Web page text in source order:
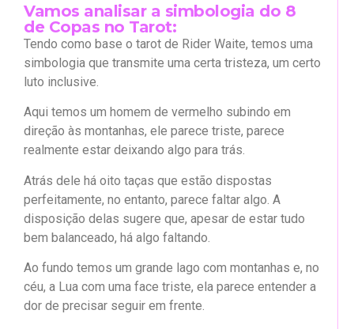
Vamos analisar a simbologia do 8
de Copas no Tarot:
Tendo como base o tarot de Rider Waite, temos uma
simbologia que transmite uma certa tristeza, um certo
luto inclusive.
Aqui temos um homem de vermelho subindo em
direção às montanhas, ele parece triste, parece
realmente estar deixando algo para trás.
Atrás dele há oito taças que estão dispostas
perfeitamente, no entanto, parece faltar algo. A
disposição delas sugere que, apesar de estar tudo
bem balanceado, há algo faltando.
Ao fundo temos um grande lago com montanhas e, no
céu, a Lua com uma face triste, ela parece entender a
dor de precisar seguir em frente.